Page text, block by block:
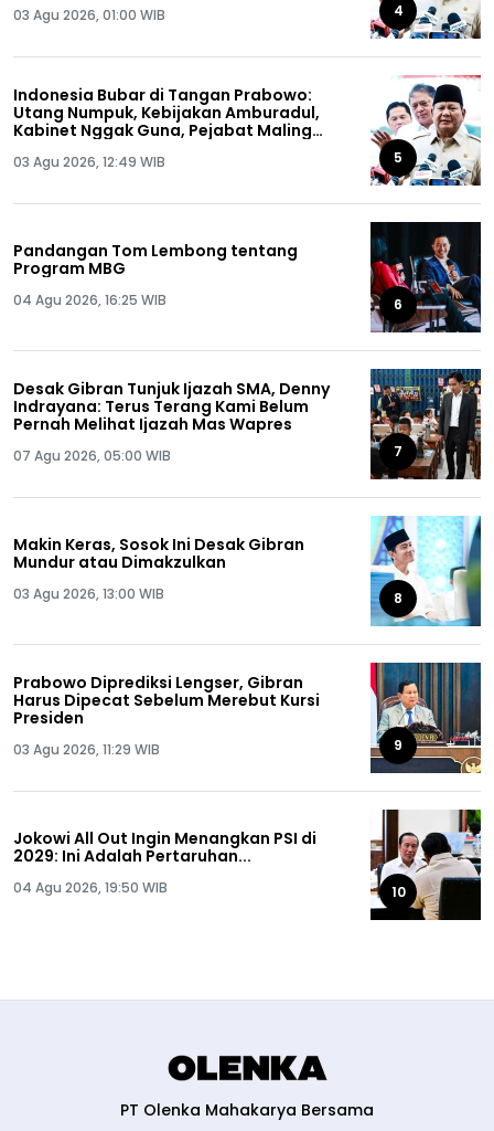
03 Agu 2026, 01:00 WIB 4
Indonesia Bubar di Tangan Prabowo:
Utang Numpuk, Kebijakan Amburadul,
Kabinet Nggak Guna, Pejabat Maling
03 Agu 2026, 12:49 WIB 5
Pandangan Tom Lembong tentang
Program MBG
04 Agu 2026, 16:25 WIB 6
Desak Gibran Tunjuk Ijazah SMA, Denny
Indrayana: Terus Terang Kami Belum
Pernah Melihat Ijazah Mas Wapres
07 Agu 2026, 05:00 WIB 7
Makin Keras, Sosok Ini Desak Gibran
Mundur atau Dimakzulkan
03 Agu 2026, 13:00 WIB 8
Prabowo Diprediksi Lengser, Gibran
Harus Dipecat Sebelum Merebut Kursi
Presiden
03 Agu 2026, 11:29 WIB 9
Jokowi All Out Ingin Menangkan PSI di
2029: Ini Adalah Pertaruhan...
04 Agu 2026, 19:50 WIB 10
PT Olenka Mahakarya Bersama